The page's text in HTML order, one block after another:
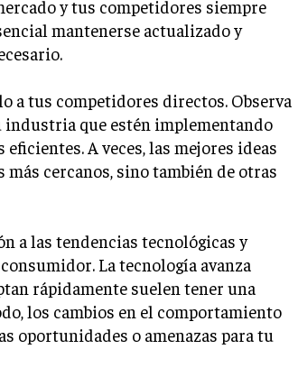
y tus competidores siempre
mantenerse actualizado y
a tus competidores directos. Observa
que estén implementando
A veces, las mejores ideas
cercanos, sino también de otras
a las tendencias tecnológicas y
La tecnología avanza
rápidamente suelen tener una
los cambios en el comportamiento
oportunidades o amenazas para tu